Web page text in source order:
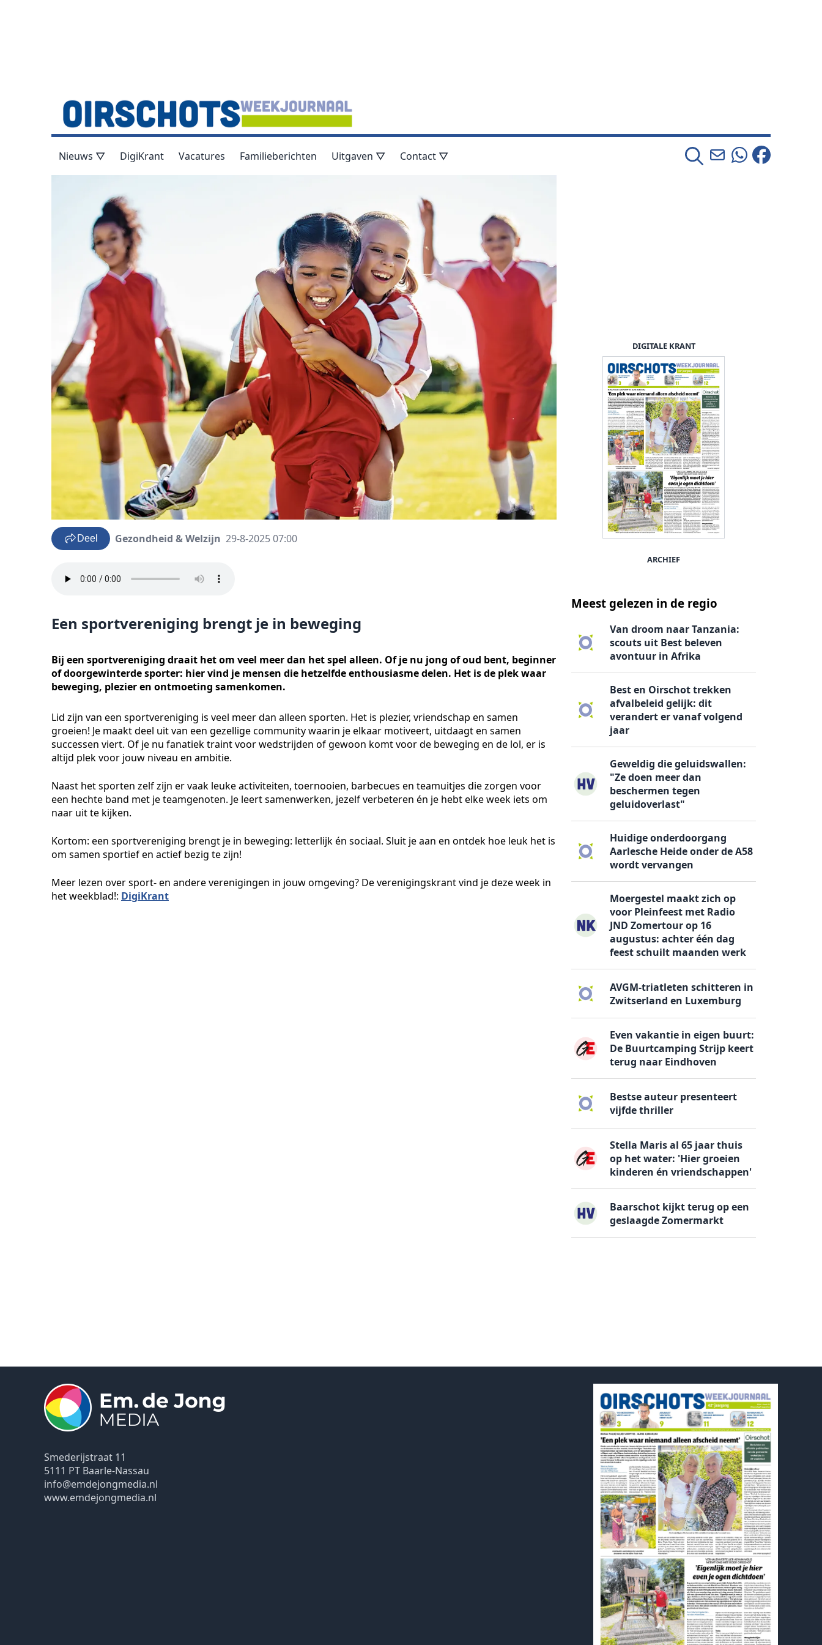
Nieuws ▽ DigiKrant Vacatures Familieberichten Uitgaven ▽ Contact ▽
Deel Gezondheid & Welzijn 29-8-2025 07:00
Een sportvereniging brengt je in beweging
Bij een sportvereniging draait het om veel meer dan het spel alleen. Of je nu jong of oud bent, beginner
of doorgewinterde sporter: hier vind je mensen die hetzelfde enthousiasme delen. Het is de plek waar
beweging, plezier en ontmoeting samenkomen.
Lid zijn van een sportvereniging is veel meer dan alleen sporten. Het is plezier, vriendschap en samen
groeien! Je maakt deel uit van een gezellige community waarin je elkaar motiveert, uitdaagt en samen
successen viert. Of je nu fanatiek traint voor wedstrijden of gewoon komt voor de beweging en de lol, er is
altijd plek voor jouw niveau en ambitie.
Naast het sporten zelf zijn er vaak leuke activiteiten, toernooien, barbecues en teamuitjes die zorgen voor
een hechte band met je teamgenoten. Je leert samenwerken, jezelf verbeteren én je hebt elke week iets om
naar uit te kijken.
Kortom: een sportvereniging brengt je in beweging: letterlijk én sociaal. Sluit je aan en ontdek hoe leuk het is
om samen sportief en actief bezig te zijn!
Meer lezen over sport- en andere verenigingen in jouw omgeving? De verenigingskrant vind je deze week in
het weekblad!: DigiKrant
DIGITALE KRANT
ARCHIEF
Meest gelezen in de regio
Van droom naar Tanzania:
scouts uit Best beleven
avontuur in Afrika
Best en Oirschot trekken
afvalbeleid gelijk: dit
verandert er vanaf volgend
jaar
Geweldig die geluidswallen:
"Ze doen meer dan
beschermen tegen
geluidoverlast"
Huidige onderdoorgang
Aarlesche Heide onder de A58
wordt vervangen
Moergestel maakt zich op
voor Pleinfeest met Radio
JND Zomertour op 16
augustus: achter één dag
feest schuilt maanden werk
AVGM-triatleten schitteren in
Zwitserland en Luxemburg
Even vakantie in eigen buurt:
De Buurtcamping Strijp keert
terug naar Eindhoven
Bestse auteur presenteert
vijfde thriller
Stella Maris al 65 jaar thuis
op het water: 'Hier groeien
kinderen én vriendschappen'
Baarschot kijkt terug op een
geslaagde Zomermarkt
Smederijstraat 11
5111 PT Baarle-Nassau
info@emdejongmedia.nl
www.emdejongmedia.nl